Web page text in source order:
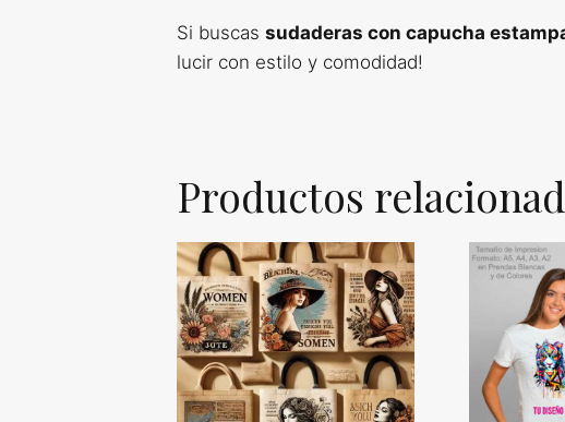
Si buscas sudaderas con capucha
lucir con estilo y comodidad!
Productos
Este
producto
múltiples
variantes.
Las